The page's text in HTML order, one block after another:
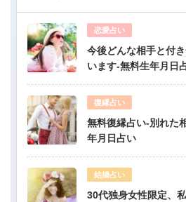
恋愛占い
今後どんな相手と付
います-無料生年月日
復縁占い
無料復縁占い-別れた
年月日占い
結婚占い
30代独身女性限定、